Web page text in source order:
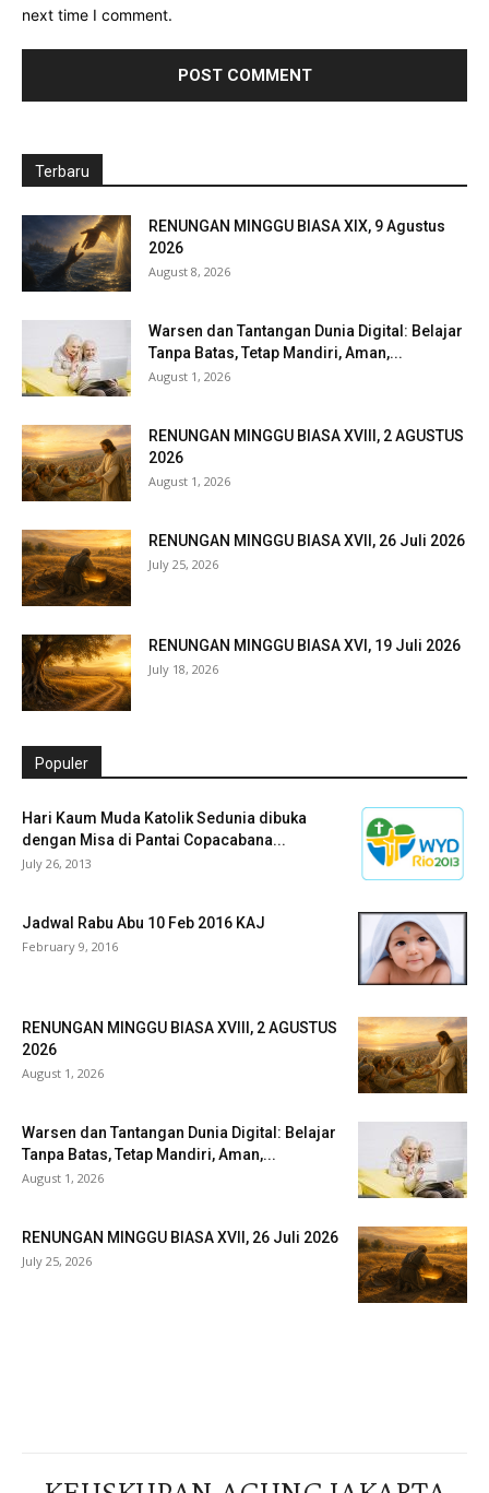
next time I comment.
Terbaru
RENUNGAN MINGGU BIASA XIX, 9 Agustus
2026
August 8, 2026
Warsen dan Tantangan Dunia Digital: Belajar
Tanpa Batas, Tetap Mandiri, Aman,...
August 1, 2026
RENUNGAN MINGGU BIASA XVIII, 2 AGUSTUS
2026
August 1, 2026
RENUNGAN MINGGU BIASA XVII, 26 Juli 2026
July 25, 2026
RENUNGAN MINGGU BIASA XVI, 19 Juli 2026
July 18, 2026
Populer
Hari Kaum Muda Katolik Sedunia dibuka
dengan Misa di Pantai Copacabana...
July 26, 2013
Jadwal Rabu Abu 10 Feb 2016 KAJ
February 9, 2016
RENUNGAN MINGGU BIASA XVIII, 2 AGUSTUS
2026
August 1, 2026
Warsen dan Tantangan Dunia Digital: Belajar
Tanpa Batas, Tetap Mandiri, Aman,...
August 1, 2026
RENUNGAN MINGGU BIASA XVII, 26 Juli 2026
July 25, 2026